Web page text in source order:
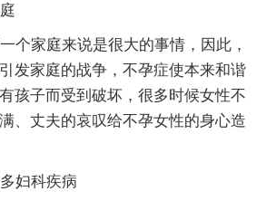
个家庭来说是很大的事情，因此，
发家庭的战争，不孕症使本来和谐
孩子而受到破坏，很多时候女性不
、丈夫的哀叹给不孕女性的身心造
妇科疾病